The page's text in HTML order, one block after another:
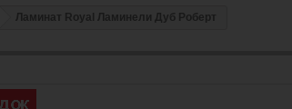
Ламинат Royal Ламинели Дуб Роберт